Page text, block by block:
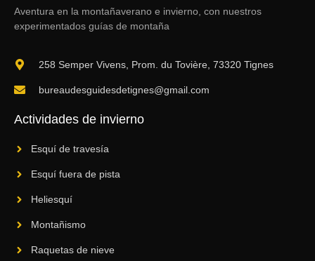
Aventura en la montañaverano e invierno, con nuestros
experimentados guías de montaña
258 Semper Vivens, Prom. du Tovière, 73320 Tignes
bureaudesguidesdetignes@gmail.com
Actividades de invierno
Esquí de travesía
Esquí fuera de pista
Heliesquí
Montañismo
Raquetas de nieve